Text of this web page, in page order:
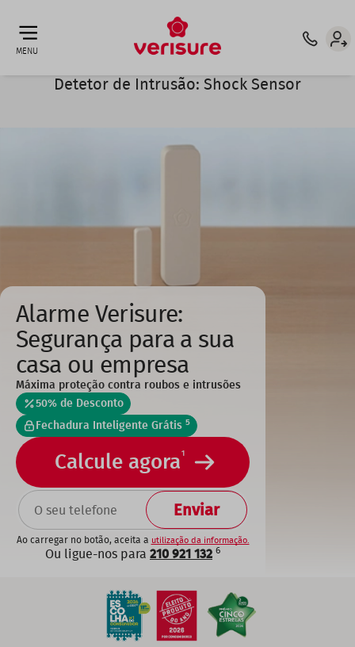
menu
MENU
Detetor de Intrusão: Shock Sensor
Alarme Verisure:
Segurança para a sua
casa ou empresa
Máxima proteção contra roubos e intrusões
50% de Desconto
Fechadura Inteligente Grátis 5
Calcule agora1
TELEFONE
Ao carregar no botão, aceita a utilização da informação.
Ou ligue-nos para 210 921 132 6